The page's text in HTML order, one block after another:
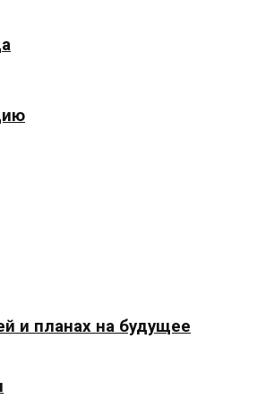
и планах на будущее